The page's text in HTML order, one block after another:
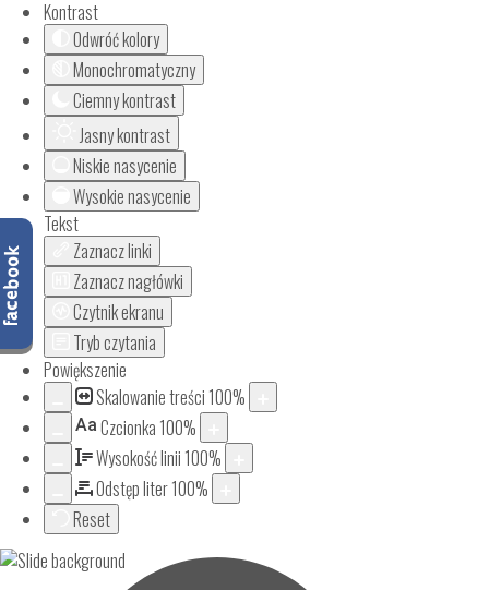
Kontrast
Odwróć kolory
Monochromatyczny
Ciemny kontrast
Jasny kontrast
Niskie nasycenie
Wysokie nasycenie
Tekst
Zaznacz linki
Zaznacz nagłówki
Czytnik ekranu
Tryb czytania
Powiększenie
Skalowanie treści 100%
Aa Czcionka 100%
Wysokość linii 100%
Odstęp liter100%
Reset